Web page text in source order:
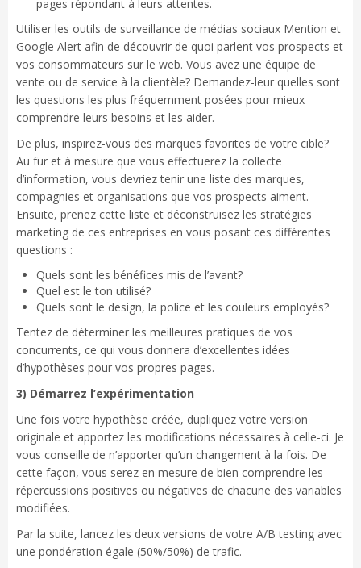
pages répondant à leurs attentes.
Utiliser les outils de surveillance de médias sociaux Mention et
Google Alert afin de découvrir de quoi parlent vos prospects et
vos consommateurs sur le web. Vous avez une équipe de
vente ou de service à la clientèle? Demandez-leur quelles sont
les questions les plus fréquemment posées pour mieux
comprendre leurs besoins et les aider.
De plus, inspirez-vous des marques favorites de votre cible?
Au fur et à mesure que vous effectuerez la collecte
d’information, vous devriez tenir une liste des marques,
compagnies et organisations que vos prospects aiment.
Ensuite, prenez cette liste et déconstruisez les stratégies
marketing de ces entreprises en vous posant ces différentes
questions :
Quels sont les bénéfices mis de l’avant?
Quel est le ton utilisé?
Quels sont le design, la police et les couleurs employés?
Tentez de déterminer les meilleures pratiques de vos
concurrents, ce qui vous donnera d’excellentes idées
d’hypothèses pour vos propres pages.
3) Démarrez l’expérimentation
Une fois votre hypothèse créée, dupliquez votre version
originale et apportez les modifications nécessaires à celle-ci. Je
vous conseille de n’apporter qu’un changement à la fois. De
cette façon, vous serez en mesure de bien comprendre les
répercussions positives ou négatives de chacune des variables
modifiées.
Par la suite, lancez les deux versions de votre A/B testing avec
une pondération égale (50%/50%) de trafic.